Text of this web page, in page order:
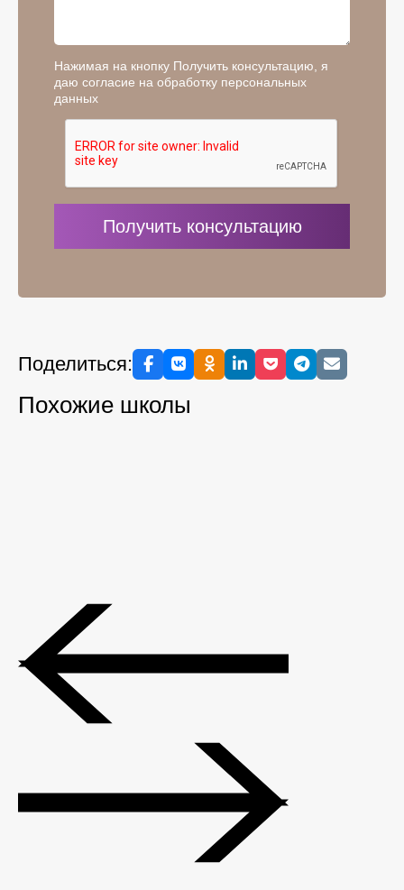
Нажимая на кнопку Получить консультацию, я
даю согласие на обработку персональных
данных
Поделиться:
Похожие школы